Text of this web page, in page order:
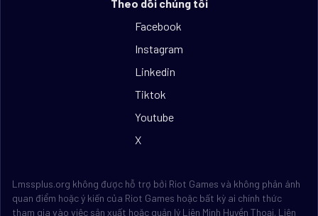
Theo dõi chúng tôi
Facebook
Instagram
Linkedin
Tiktok
Youtube
X
Lmssplus.org không được hỗ trợ bởi Riot Games và không phản ánh
quan điểm hoặc ý kiến của Riot Games hoặc bất kỳ ai chính thức
tham gia vào việc sản xuất hoặc quản lý Liên Minh Huyền Thoại. Liên